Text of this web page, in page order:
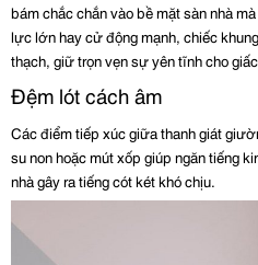
bám chắc chắn vào bề mặt sàn nhà
lực lớn hay cử động mạnh, chiếc
thạch, giữ trọn vẹn sự yên tĩnh cho
Đệm lót cách âm
Các điểm tiếp xúc giữa thanh giát
su non hoặc mút xốp giúp ngăn tiếng
nhà gây ra tiếng cót két khó chịu.